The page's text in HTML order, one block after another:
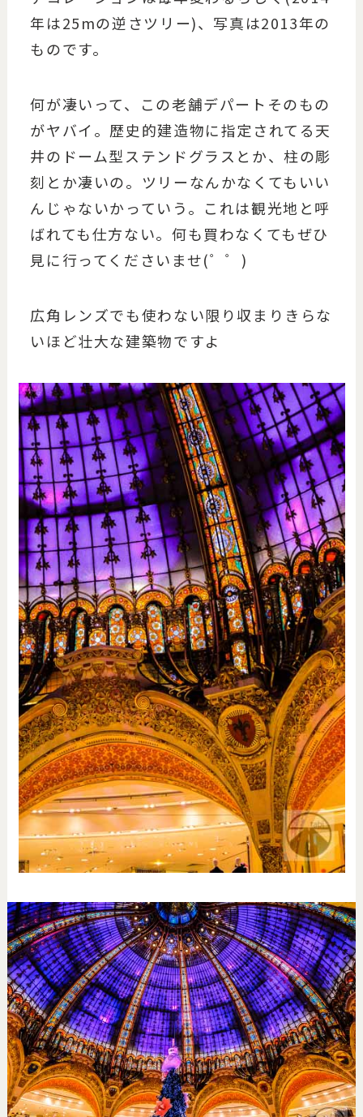
年は25mの逆さツリー)、写真は2013年の
ものです。
何が凄いって、この老舗デパートそのもの
がヤバイ。歴史的建造物に指定されてる天
井のドーム型ステンドグラスとか、柱の彫
刻とか凄いの。ツリーなんかなくてもいい
んじゃないかっていう。これは観光地と呼
ばれても仕方ない。何も買わなくてもぜひ
見に行ってくださいませ(゜゜)
広角レンズでも使わない限り収まりきらな
いほど壮大な建築物ですよ